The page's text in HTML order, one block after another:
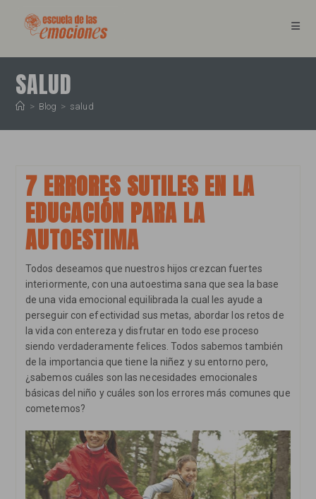
contenido
SALUD
> Blog > salud
7 ERRORES SUTILES EN LA
EDUCACIÓN PARA LA
AUTOESTIMA
Todos deseamos que nuestros hijos crezcan fuertes
interiormente, con una autoestima sana que sea la base
de una vida emocional equilibrada la cual les ayude a
perseguir con efectividad sus metas, abordar los retos de
la vida con entereza y disfrutar en todo ese proceso
siendo verdaderamente felices. Todos sabemos también
de la importancia que tiene la niñez y su entorno pero,
¿sabemos cuáles son las necesidades emocionales
básicas del niño y cuáles son los errores más comunes que
cometemos?